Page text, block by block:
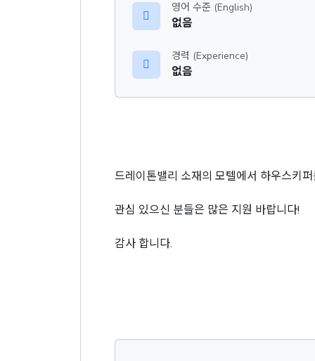
영어 수준 (English)
없음
경력 (Experience)
없음
드레이톤밸리 소재의 모텔에서 하우스키
관심 있으신 분들은 많은 지원 바랍니다!
감사 합니다.